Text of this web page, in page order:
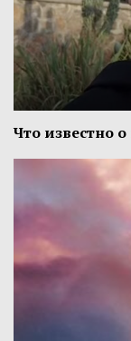
Что известно